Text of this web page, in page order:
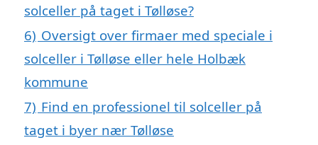
solceller på taget i Tølløse?
6) Oversigt over firmaer med speciale i
solceller i Tølløse eller hele Holbæk
kommune
7) Find en professionel til solceller på
taget i byer nær Tølløse